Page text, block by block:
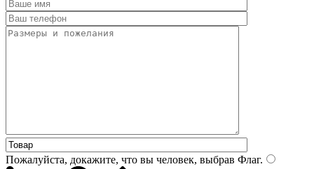
Пожалуйста, докажите, что вы человек, выбрав Флаг.